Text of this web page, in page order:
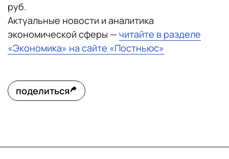
руб.
Актуальные новости и аналитика
экономической сферы — читайте в разделе
«Экономика» на сайте «Постньюс»
поделиться